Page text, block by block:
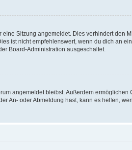
Sitzung angemeldet. Dies verhindert den
ist nicht empfehlenswert, wenn du dich an
Board-Administration ausgeschaltet.
angemeldet bleibst. Außerdem
An- oder Abmeldung hast, kann es helfen,